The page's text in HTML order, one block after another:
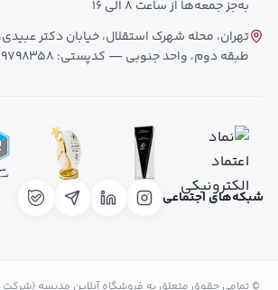
به‌جز جمعه‌ها از ساعت 8 الی 16
طبقه دوم، واحد جنوبی — کدپستی: 1389798358
شبکه‌های اجتماعی